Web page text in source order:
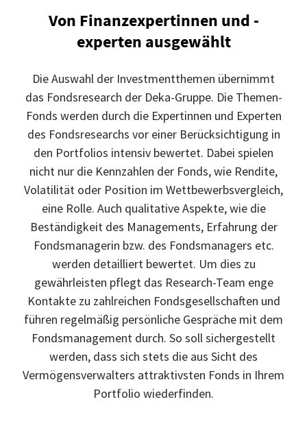
Von Finanzexpertinnen und -
experten ausgewählt
Die Auswahl der Investmentthemen übernimmt
das Fondsresearch der Deka-Gruppe. Die Themen-
Fonds werden durch die Expertinnen und Experten
des Fondsresearchs vor einer Berücksichtigung in
den Portfolios intensiv bewertet. Dabei spielen
nicht nur die Kennzahlen der Fonds, wie Rendite,
Volatilität oder Position im Wettbewerbsvergleich,
eine Rolle. Auch qualitative Aspekte, wie die
Beständigkeit des Managements, Erfahrung der
Fondsmanagerin bzw. des Fondsmanagers etc.
werden detailliert bewertet. Um dies zu
gewährleisten pflegt das Research-Team enge
Kontakte zu zahlreichen Fondsgesellschaften und
führen regelmäßig persönliche Gespräche mit dem
Fondsmanagement durch. So soll sichergestellt
werden, dass sich stets die aus Sicht des
Vermögensverwalters attraktivsten Fonds in Ihrem
Portfolio wiederfinden.